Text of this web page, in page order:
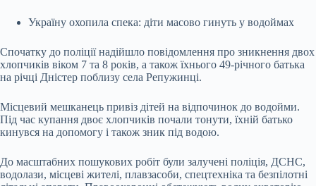
Україну охопила спека: діти масово гинуть у водоймах
Спочатку до поліції надійшло повідомлення про зникнення двох
хлопчиків віком 7 та 8 років, а також їхнього 49-річного батька
на річці Дністер поблизу села Репужинці.
Місцевий мешканець привіз дітей на відпочинок до водойми.
Під час купання двоє хлопчиків почали тонути, їхній батько
кинувся на допомогу і також зник під водою.
До масштабних пошукових робіт були залучені поліція, ДСНС,
водолази, місцеві жителі, плавзасоби, спецтехніка та безпілотні